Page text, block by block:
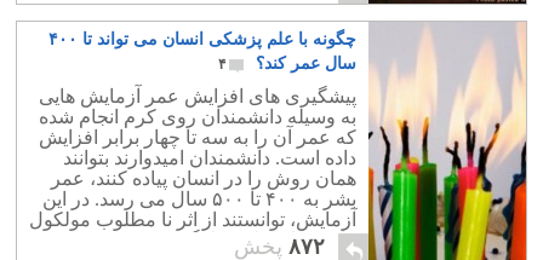
چگونه با علم پزشکی انسان می تواند تا ۴۰۰
سال عمر کند؟
۴
پیشگیری های افزایش عمر آزمایش هایی
به وسیله دانشمندان روی کرم انجام شده
که عمر آن را به سه تا چهار برابر افزایش
داده است. دانشمندان امیدوارند بتوانند
همان روش را در انسان پیاده کنند، عمر
بشر به ۴۰۰ تا ۵۰۰ سال می رسد. در این
آزمایش، توانستند از اثر نا مطلوب مولکول
ها روی انسولین جلوگیری کنند.
۸۷۲ پخش